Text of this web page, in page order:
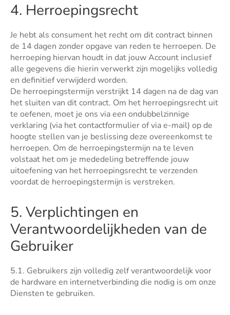
4. Herroepingsrecht
Je hebt als consument het recht om dit contract binnen
de 14 dagen zonder opgave van reden te herroepen. De
herroeping hiervan houdt in dat jouw Account inclusief
alle gegevens die hierin verwerkt zijn mogelijks volledig
en definitief verwijderd worden.
De herroepingstermijn verstrijkt 14 dagen na de dag van
het sluiten van dit contract. Om het herroepingsrecht uit
te oefenen, moet je ons via een ondubbelzinnige
verklaring (via het contactformulier of via e-mail) op de
hoogte stellen van je beslissing deze overeenkomst te
herroepen. Om de herroepingstermijn na te leven
volstaat het om je mededeling betreffende jouw
uitoefening van het herroepingsrecht te verzenden
voordat de herroepingstermijn is verstreken.
5. Verplichtingen en
Verantwoordelijkheden van de
Gebruiker
5.1. Gebruikers zijn volledig zelf verantwoordelijk voor
de hardware en internetverbinding die nodig is om onze
Diensten te gebruiken.